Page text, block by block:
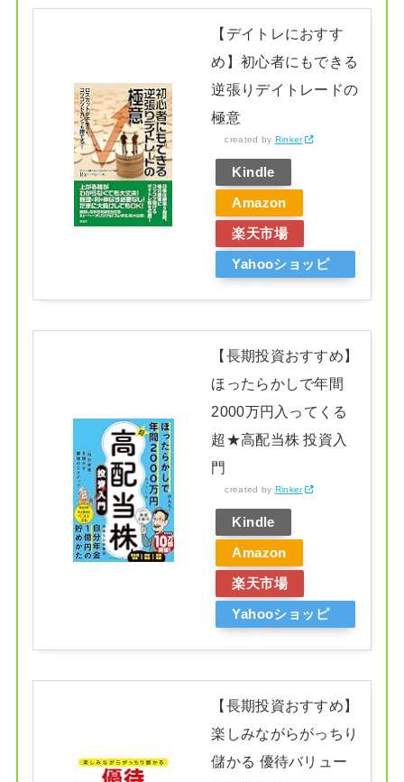
【デイトレにおすす
め】初心者にもできる
逆張りデイトレードの
極意
created by Rinker
Kindle
Amazon
楽天市場
Yahooショッピ
【長期投資おすすめ】
ほったらかしで年間
2000万円入ってくる
超★高配当株 投資入
門
created by Rinker
Kindle
Amazon
楽天市場
Yahooショッピ
【長期投資おすすめ】
楽しみながらがっちり
儲かる 優待バリュー